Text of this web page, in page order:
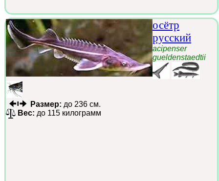
осётр
русский
acipenser
gueldenstaedtii
Размер: до 236 см.
Вес: до 115 килограмм